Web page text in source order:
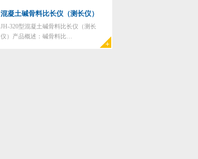
混凝土碱骨料比长仪（测长仪）
JH-320型混凝土碱骨料比长仪（测长
仪）产品概述：碱骨料比…